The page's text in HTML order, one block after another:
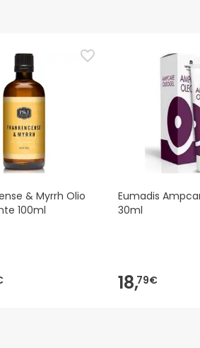
di leggere le informazioni sulla
potete anche restituirlo
& Myrrh Olio
100ml
Eumadis
30ml
18,79€